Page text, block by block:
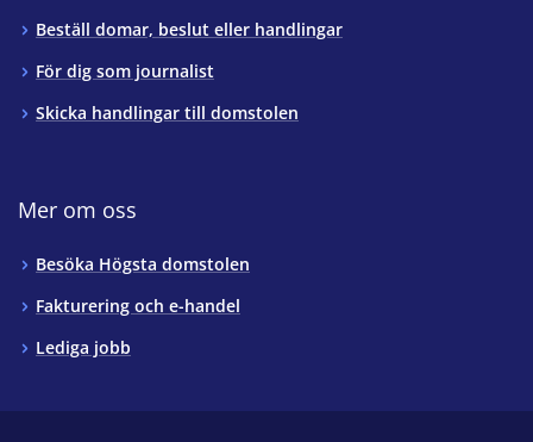
Beställ domar, beslut eller handlingar
För dig som journalist
Skicka handlingar till domstolen
Mer om oss
Besöka Högsta domstolen
Fakturering och e-handel
Lediga jobb